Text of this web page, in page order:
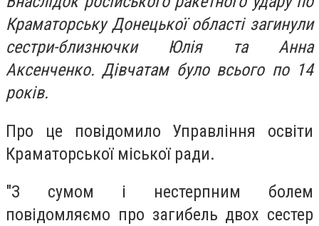
Краматорську Донецької області загинули
сестри-близнючки Юлія та Анна
Аксенченко. Дівчатам було всього по 14
років.
Про це повідомило Управління освіти
Краматорської міської ради.
"З сумом і нестерпним болем
повідомляємо про загибель двох сестер